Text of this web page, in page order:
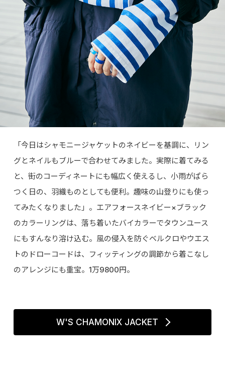
「今日はシャモニージャケットのネイビーを基調に、リン
グとネイルもブルーで合わせてみました。実際に着てみる
と、街のコーディネートにも幅広く使えるし、小雨がぱら
つく日の、羽織ものとしても便利。趣味の山登りにも使っ
てみたくなりました」。エアフォースネイビー×ブラック
のカラーリングは、落ち着いたバイカラーでタウンユース
にもすんなり溶け込む。風の侵入を防ぐベルクロやウエス
トのドローコードは、フィッティングの調節から着こなし
のアレンジにも重宝。1万9800円。
W'S CHAMONIX JACKET